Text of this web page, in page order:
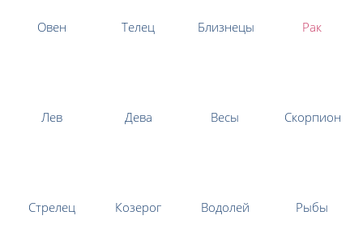
Овен Телец Близнецы Рак
Лев Дева Весы Скорпион
Стрелец Козерог Водолей Рыбы